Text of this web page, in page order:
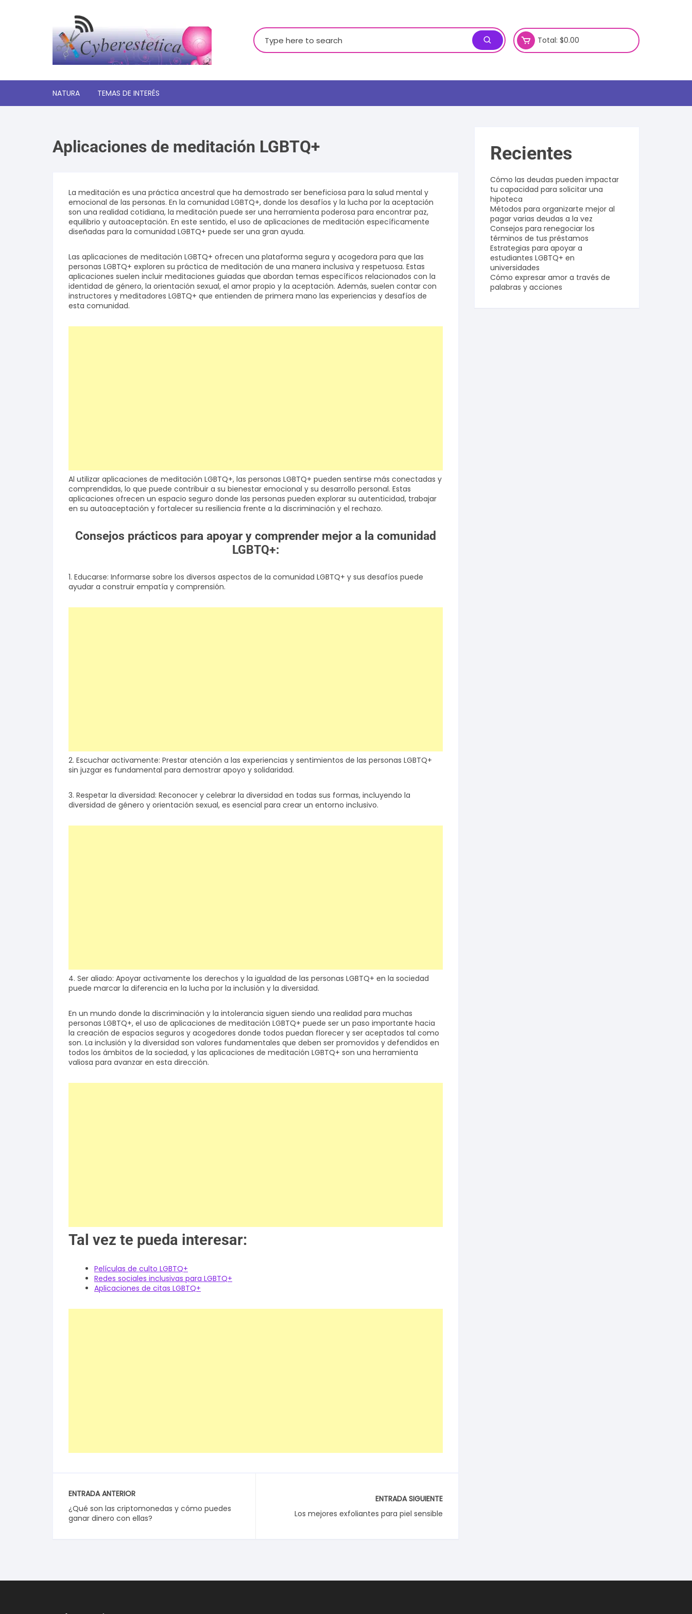
Buscar:
Total: $0.00
NATURA TEMAS DE INTERÉS
Autoayuda y desarrollo
personal
Tecnologia
Estética
Salud y bienestar
Finanzas
Reseñas
Actualidad
Aplicaciones de meditación LGBTQ+
La meditación es una práctica ancestral que ha demostrado ser beneficiosa para la salud mental y
emocional de las personas. En la comunidad LGBTQ+, donde los desafíos y la lucha por la aceptación
son una realidad cotidiana, la meditación puede ser una herramienta poderosa para encontrar paz,
equilibrio y autoaceptación. En este sentido, el uso de aplicaciones de meditación específicamente
diseñadas para la comunidad LGBTQ+ puede ser una gran ayuda.
Las aplicaciones de meditación LGBTQ+ ofrecen una plataforma segura y acogedora para que las
personas LGBTQ+ exploren su práctica de meditación de una manera inclusiva y respetuosa. Estas
aplicaciones suelen incluir meditaciones guiadas que abordan temas específicos relacionados con la
identidad de género, la orientación sexual, el amor propio y la aceptación. Además, suelen contar con
instructores y meditadores LGBTQ+ que entienden de primera mano las experiencias y desafíos de
esta comunidad.
Al utilizar aplicaciones de meditación LGBTQ+, las personas LGBTQ+ pueden sentirse más conectadas y
comprendidas, lo que puede contribuir a su bienestar emocional y su desarrollo personal. Estas
aplicaciones ofrecen un espacio seguro donde las personas pueden explorar su autenticidad, trabajar
en su autoaceptación y fortalecer su resiliencia frente a la discriminación y el rechazo.
Consejos prácticos para apoyar y comprender mejor a la comunidad
LGBTQ+:
1. Educarse: Informarse sobre los diversos aspectos de la comunidad LGBTQ+ y sus desafíos puede
ayudar a construir empatía y comprensión.
2. Escuchar activamente: Prestar atención a las experiencias y sentimientos de las personas LGBTQ+
sin juzgar es fundamental para demostrar apoyo y solidaridad.
3. Respetar la diversidad: Reconocer y celebrar la diversidad en todas sus formas, incluyendo la
diversidad de género y orientación sexual, es esencial para crear un entorno inclusivo.
4. Ser aliado: Apoyar activamente los derechos y la igualdad de las personas LGBTQ+ en la sociedad
puede marcar la diferencia en la lucha por la inclusión y la diversidad.
En un mundo donde la discriminación y la intolerancia siguen siendo una realidad para muchas
personas LGBTQ+, el uso de aplicaciones de meditación LGBTQ+ puede ser un paso importante hacia
la creación de espacios seguros y acogedores donde todos puedan florecer y ser aceptados tal como
son. La inclusión y la diversidad son valores fundamentales que deben ser promovidos y defendidos en
todos los ámbitos de la sociedad, y las aplicaciones de meditación LGBTQ+ son una herramienta
valiosa para avanzar en esta dirección.
Tal vez te pueda interesar:
Películas de culto LGBTQ+
Redes sociales inclusivas para LGBTQ+
Aplicaciones de citas LGBTQ+
ENTRADA ANTERIOR
¿Qué son las criptomonedas y cómo puedes
ganar dinero con ellas?
ENTRADA SIGUIENTE
Los mejores exfoliantes para piel sensible
Recientes
Cómo las deudas pueden impactar
tu capacidad para solicitar una
hipoteca
Métodos para organizarte mejor al
pagar varias deudas a la vez
Consejos para renegociar los
términos de tus préstamos
Estrategias para apoyar a
estudiantes LGBTQ+ en
universidades
Cómo expresar amor a través de
palabras y acciones